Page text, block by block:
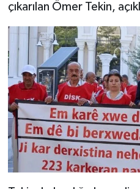
çıkarılan Ömer Tekin,